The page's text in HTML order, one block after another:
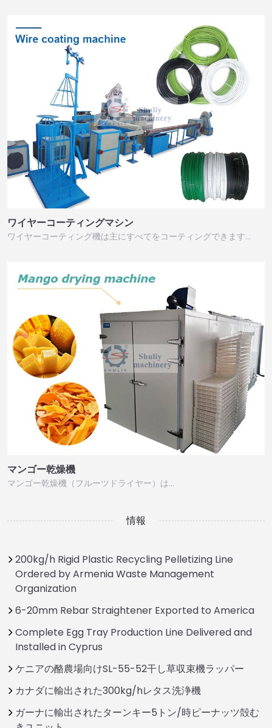
ワイヤーコーティングマシン
ワイヤーコーティング機は主にすべてをコーティングできます…
マンゴー乾燥機
マンゴー乾燥機（フルーツドライヤー）は…
情報
200kg/h Rigid Plastic Recycling Pelletizing Line
Ordered by Armenia Waste Management
Organization
6-20mm Rebar Straightener Exported to America
Complete Egg Tray Production Line Delivered and
Installed in Cyprus
ケニアの酪農場向けSL-55-52干し草収束機ラッパー
カナダに輸出された300kg/hレタス洗浄機
ガーナに輸出されたターンキー5トン/時ピーナッツ殻む